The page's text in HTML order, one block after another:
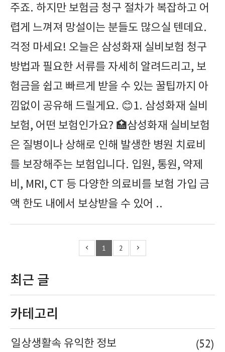
주죠. 하지만 보험금 청구 절차가 복잡하고 어
렵게 느껴져 망설이는 분들도 많으실 텐데요.
걱정 마세요! 오늘은 삼성화재 실비보험 청구
방법과 필요한 서류를 자세히 알려드리고, 보
험금을 쉽고 빠르게 받을 수 있는 꿀팁까지 아
낌없이 공유해 드릴게요. 😊1. 삼성화재 실비
보험, 어떤 보험인가요? 🏥삼성화재 실비보험
은 질병이나 상해로 인해 발생한 병원 치료비
를 보장해주는 보험입니다. 입원, 통원, 약제
비, MRI, CT 등 다양한 의료비를 보험 가입 금
액 한도 내에서 보상받을 수 있어 ..
1 2
최근 글
카테고리
일상생활속 유익한 정보 (52)